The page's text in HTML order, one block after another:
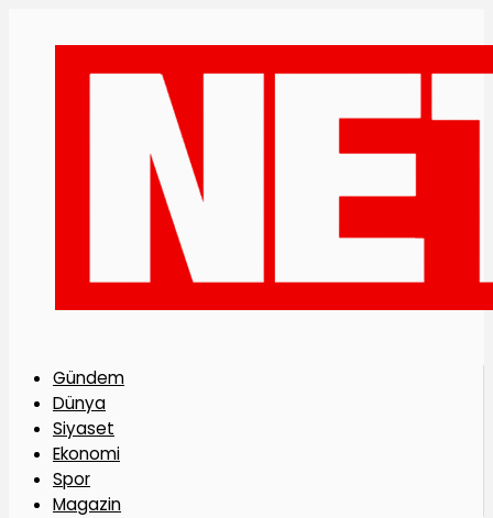
Gündem
Dünya
Siyaset
Ekonomi
Spor
Magazin